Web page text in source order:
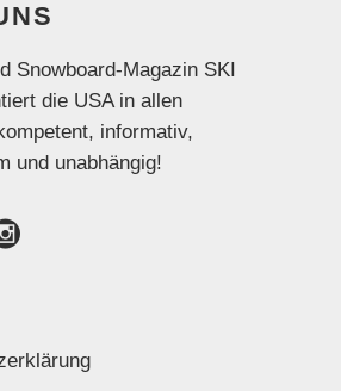
Snowboard-Magazin SKI
die USA in allen
informativ,
und unabhängig!